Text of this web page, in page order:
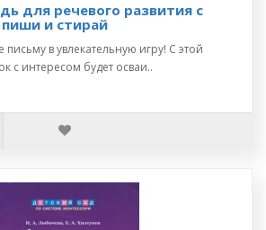
для речевого развития с
и стирай
в увлекательную игру! С этой
с интересом будет осваи..